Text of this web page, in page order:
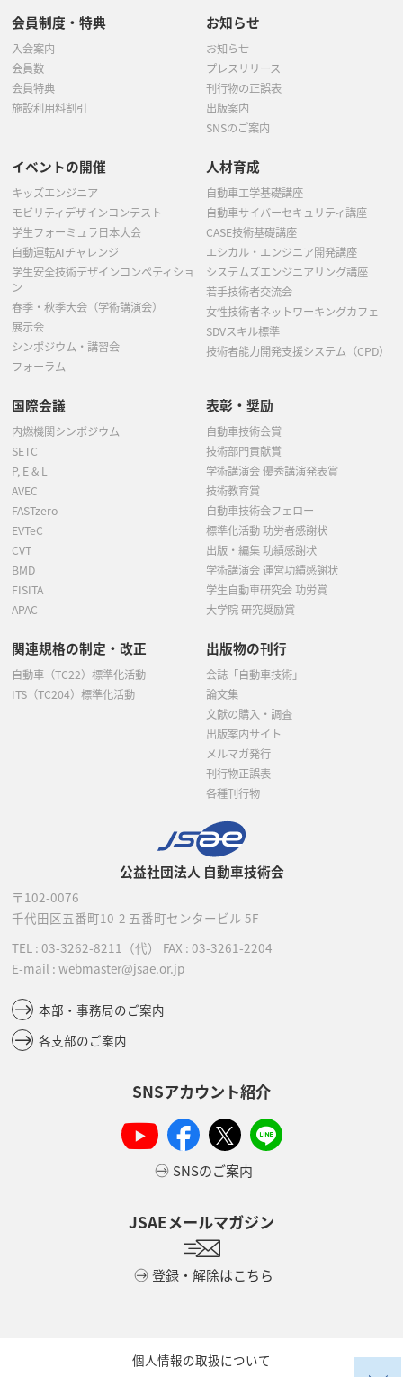
公益社団法人 自動車技術会
〒102-0076
千代田区五番町10-2 五番町センタービル 5F
TEL : 03-3262-8211 （代） FAX : 03-3261-2204
E-mail : webmaster@jsae.or.jp
本部・事務局のご案内
各支部のご案内
SNSアカウント紹介
SNSのご案内
JSAEメールマガジン
登録・解除はこちら
会員制度・特典
入会案内
会員数
会員特典
施設利用料割引
お知らせ
お知らせ
プレスリリース
刊行物の正誤表
出版案内
SNSのご案内
イベントの開催
キッズエンジニア
モビリティデザインコンテスト
学生フォーミュラ日本大会
自動運転AIチャレンジ
学生安全技術デザインコンペティショ
ン
春季・秋季大会（学術講演会）
展示会
シンポジウム・講習会
フォーラム
人材育成
自動車工学基礎講座
自動車サイバーセキュリティ講座
CASE技術基礎講座
エシカル・エンジニア開発講座
システムズエンジニアリング講座
若手技術者交流会
女性技術者ネットワーキングカフェ
SDVスキル標準
技術者能力開発支援システム（CPD）
国際会議
内燃機関シンポジウム
SETC
P, E & L
AVEC
FASTzero
EVTeC
CVT
BMD
FISITA
APAC
表彰・奨励
自動車技術会賞
技術部門貢献賞
学術講演会 優秀講演発表賞
技術教育賞
自動車技術会フェロー
標準化活動 功労者感謝状
出版・編集 功績感謝状
学術講演会 運営功績感謝状
学生自動車研究会 功労賞
大学院 研究奨励賞
関連規格の制定・改正
自動車（TC22）標準化活動
ITS（TC204）標準化活動
出版物の刊行
会誌「自動車技術」
論文集
文献の購入・調査
出版案内サイト
メルマガ発行
刊行物正誤表
各種刊行物
個人情報の取扱について